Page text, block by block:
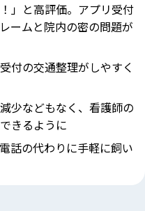
」と高評価。アプリ受付
ームと院内の密の問題が
付の交通整理がしやすく
少などもなく、看護師の
きるように
話の代わりに手軽に飼い